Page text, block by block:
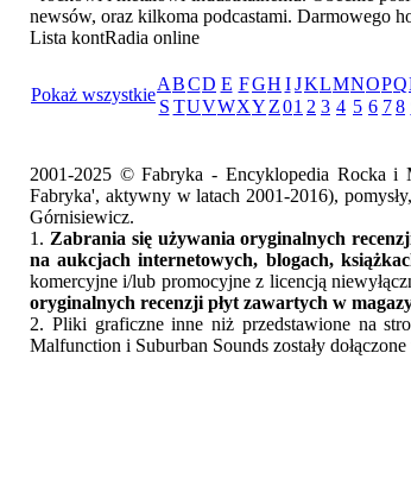
newsów, oraz kilkoma podcastami. Darmowego
Lista kontRadia online
Pokaż wszystkie
ABCD E FGH I JKLMNOPQ
S TUVWXY Z01 2 3 4 5 6 7 8
2001-2025 © Fabryka - Encyklopedia Rocka i
Fabryka', aktywny w latach 2001-2016),
Górnisiewicz.
1. Zabrania się używania oryginalnych
na aukcjach internetowych, blogach,
komercyjne i/lub promocyjne z licencją
oryginalnych recenzji płyt zawartych w
2. Pliki graficzne inne niż przedstawione na
Malfunction i Suburban Sounds zostały